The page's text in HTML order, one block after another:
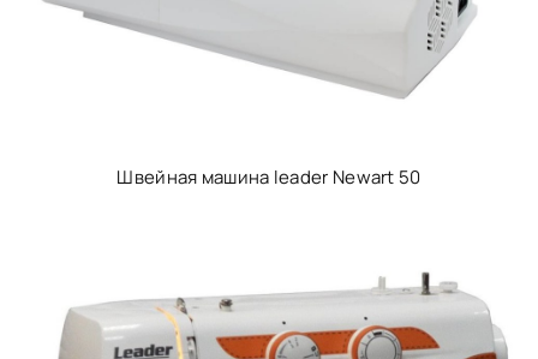
Швейная машина leader Newart 50